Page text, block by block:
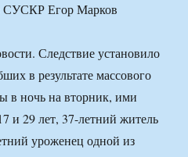
СУСКР Егор Марков
Следствие установило
в результате массового
в ночь на вторник, ими
и 29 лет, 37-летний житель
уроженец одной из